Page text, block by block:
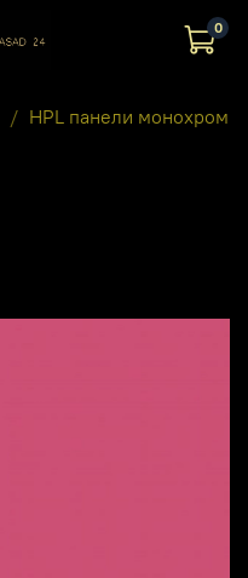
0
HPL панели монохром